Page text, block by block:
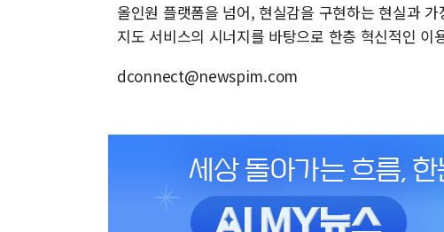
올인원 플랫폼을 넘어, 현실감을 구현하는 현실과
지도 서비스의 시너지를 바탕으로 한층 혁신적인
dconnect@newspim.com